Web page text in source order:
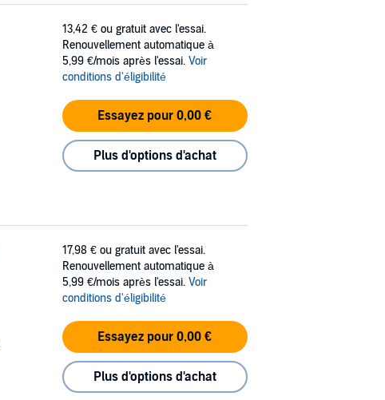
13,42 € ou gratuit avec l'essai.
Renouvellement automatique à
5,99 €/mois après l'essai. Voir
conditions d'éligibilité
Essayez pour 0,00 €
Plus d'options d'achat
17,98 € ou gratuit avec l'essai.
Renouvellement automatique à
5,99 €/mois après l'essai. Voir
conditions d'éligibilité
Essayez pour 0,00 €
Plus d'options d'achat